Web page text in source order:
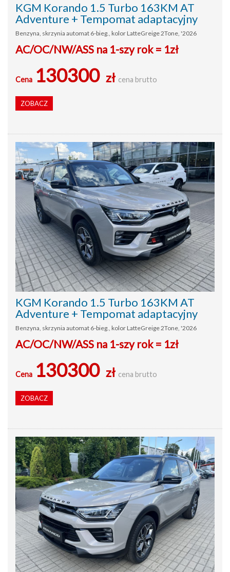
KGM Korando 1.5 Turbo 163KM AT
Adventure + Tempomat adaptacyjny
Benzyna, skrzynia automat 6-bieg., kolor LatteGreige 2Tone, '2026
AC/OC/NW/ASS na 1-szy rok = 1zł
Cena 130300 zł cena brutto
ZOBACZ
KGM Korando 1.5 Turbo 163KM AT
Adventure + Tempomat adaptacyjny
Benzyna, skrzynia automat 6-bieg., kolor LatteGreige 2Tone, '2026
AC/OC/NW/ASS na 1-szy rok = 1zł
Cena 130300 zł cena brutto
ZOBACZ